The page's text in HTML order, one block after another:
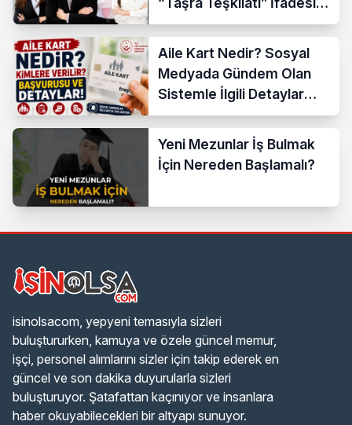
Açıklandı
Aile Kart Nedir? Sosyal
Medyada Gündem Olan
Sistemle İlgili Detaylar
Araştırılıyor
Yeni Mezunlar İş Bulmak
İçin Nereden Başlamalı?
isinolsacom, yepyeni temasıyla sizleri
buluştururken, kamuya ve özele güncel memur,
işçi, personel alımlarını sizler için takip ederek en
güncel ve son dakika duyurularla sizleri
buluşturuyor. Şatafattan kaçınıyor ve insanlara
haber okuyabilecekleri bir altyapı sunuyor.